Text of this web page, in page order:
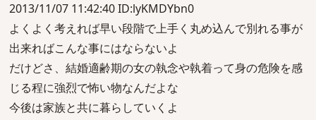
2013/11/07 11:42:40 ID:lyKMDYbn0
よくよく考えれば早い段階で上手く丸め込んで別れる事が
出来ればこんな事にはならないよ
だけどさ、結婚適齢期の女の執念や執着って身の危険を感
じる程に強烈で怖い物なんだよな
今後は家族と共に暮らしていくよ